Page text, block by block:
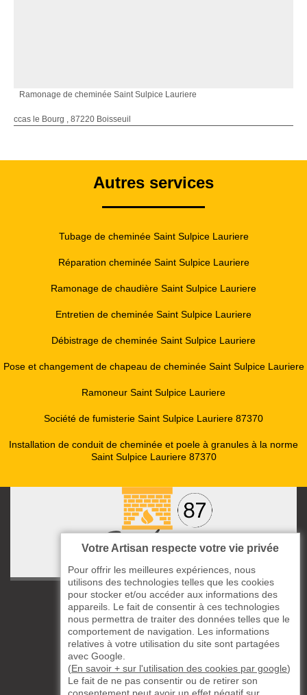
Ramonage de cheminée Saint Sulpice Lauriere
ccas le Bourg , 87220 Boisseuil
Autres services
Tubage de cheminée Saint Sulpice Lauriere
Réparation cheminée Saint Sulpice Lauriere
Ramonage de chaudière Saint Sulpice Lauriere
Entretien de cheminée Saint Sulpice Lauriere
Débistrage de cheminée Saint Sulpice Lauriere
Pose et changement de chapeau de cheminée Saint Sulpice Lauriere
Ramoneur Saint Sulpice Lauriere
Société de fumisterie Saint Sulpice Lauriere 87370
Installation de conduit de cheminée et poele à granules à la norme
Saint Sulpice Lauriere 87370
ccas le Bourg
87220 Boisseuil
05 33 06 14 49
06 37 57 44 80
Siret : 823732649
Votre Artisan respecte votre vie privée
Pour offrir les meilleures expériences, nous
utilisons des technologies telles que les cookies
pour stocker et/ou accéder aux informations des
appareils. Le fait de consentir à ces technologies
nous permettra de traiter des données telles que le
comportement de navigation. Les informations
relatives à votre utilisation du site sont partagées
avec Google.
(En savoir + sur l'utilisation des cookies par google)
Le fait de ne pas consentir ou de retirer son